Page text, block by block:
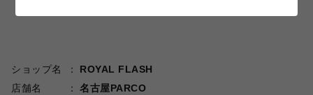
ショップ名
ROYAL FLASH
店舗名
名古屋PARCO